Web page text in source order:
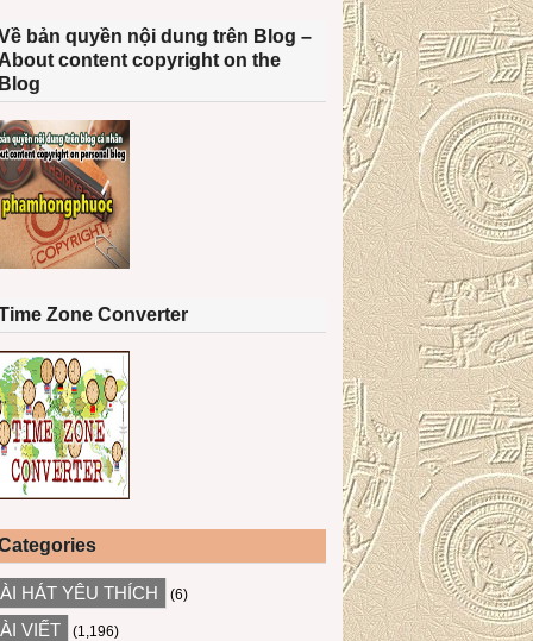
bản quyền nội dung trên Blog –
content copyright on the
Blog
Zone Converter
HÁT YÊU THÍCH (6)
VIẾT (1,196)